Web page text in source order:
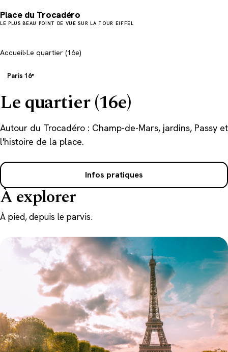
Place du Trocadéro
LE PLUS BEAU POINT DE VUE SUR LA TOUR EIFFEL
Accueil›Le quartier (16e)
Paris 16ᵉ
Le quartier (16e)
Autour du Trocadéro : Champ-de-Mars, jardins, Passy et
l'histoire de la place.
Infos pratiques
À explorer
À pied, depuis le parvis.